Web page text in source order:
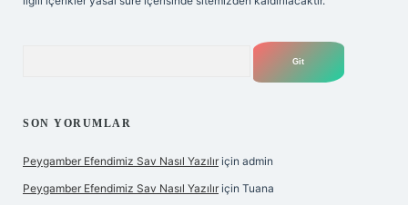
SON YORUMLAR
Peygamber Efendimiz Sav Nasıl Yazılır için admin
Peygamber Efendimiz Sav Nasıl Yazılır için Tuana